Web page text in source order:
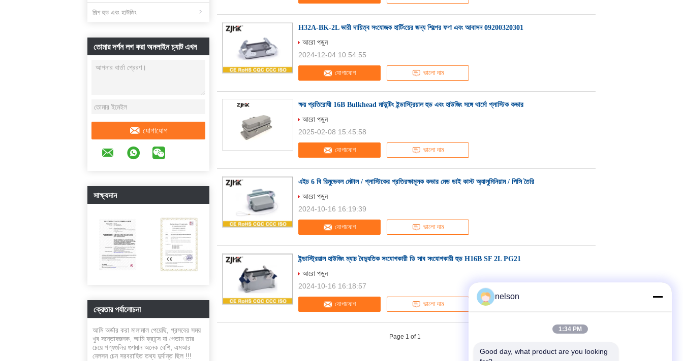
শিল্প হুড এবং হাউজিং
তোমার দর্শন লগ করা অনলাইন চ্যাট এখন
যোগাযোগ
সাক্ষ্যদান
ক্রেতার পর্যালোচনা
আমি অর্ডার করা মালামাল পেয়েছি, প্রসবের সময়
খুব সন্তোষজনক, আমি ফ্রান্সে যা পেতাম তার
চেয়ে পণ্যগুলির গুণমান অনেক বেশি, এমআর
নেলসন চেন সরবরাহিত তথ্য দুর্দান্ত ছিল !!!
H32A-BK-2L ভারী দায়িত্ব সংযোজক হার্টিংয়ের জন্য শিল্পের ফণা এবং আবাসন 09200320301
যোগাযোগ ভালো দাম
আরো পড়ুন
2024-12-04 10:54:55
ক্ষয় প্রতিরোধী 16B Bulkhead মাউন্টিং ইন্ডাস্ট্রিয়াল হুড এবং হাউজিং সঙ্গে থার্মো প্লাস্টিক কভার
যোগাযোগ ভালো দাম
আরো পড়ুন
2025-02-08 15:45:58
এইচ 6 বি রিমুভেবল মেটাল / প্লাস্টিকের প্রতিরক্ষামূলক কভার মেড ডাই কাস্ট অ্যালুমিনিয়াম / পিসি তৈরি
যোগাযোগ ভালো দাম
আরো পড়ুন
2024-10-16 16:19:39
ইন্ডাস্ট্রিয়াল হাউজিং ম্যাচ বৈদ্যুতিক সংযোগকারী ডি সাব সংযোগকারী হুড H16B SF 2L PG21
যোগাযোগ ভালো দাম
আরো পড়ুন
2024-10-16 16:18:57
Page 1 of 1
nelson
1:34 PM
Good day, what product are you looking